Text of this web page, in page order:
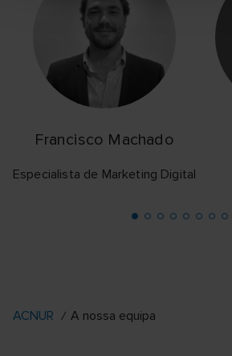
Francisco Machado
Especialista de Marketing Digital
ACNUR A nossa equipa